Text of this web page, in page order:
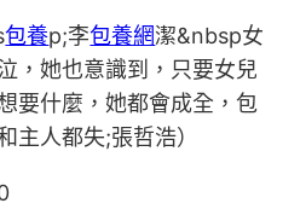
包養p;李包養網潔&nbsp女
，她也意識到，只要女兒
要什麼，她都會成全，包
主人都失;張哲浩）